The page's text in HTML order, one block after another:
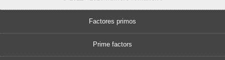
Factores primos
Prime factors